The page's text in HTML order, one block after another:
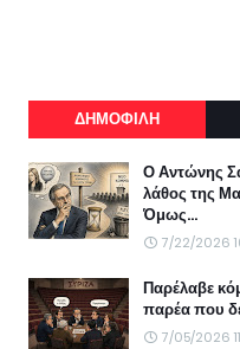
ΔΗΜΟΦΙΛΗ
Ο Αντώνης
λάθος της
Όμως...
7/22/2026
Παρέλαβε
παρέα που
7/05/2026